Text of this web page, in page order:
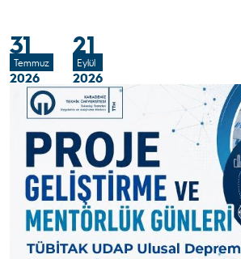
31
Temmuz
2026
21
Eylül
2026